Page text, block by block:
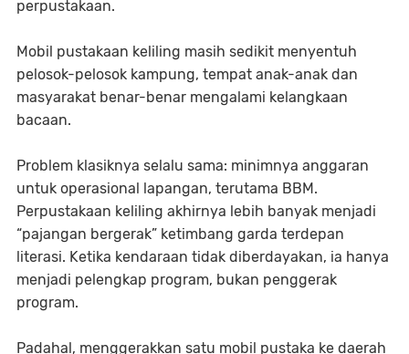
perpustakaan.
Mobil pustakaan keliling masih sedikit menyentuh
pelosok-pelosok kampung, tempat anak-anak dan
masyarakat benar-benar mengalami kelangkaan
bacaan.
Problem klasiknya selalu sama: minimnya anggaran
untuk operasional lapangan, terutama BBM.
Perpustakaan keliling akhirnya lebih banyak menjadi
“pajangan bergerak” ketimbang garda terdepan
literasi. Ketika kendaraan tidak diberdayakan, ia hanya
menjadi pelengkap program, bukan penggerak
program.
Padahal, menggerakkan satu mobil pustaka ke daerah